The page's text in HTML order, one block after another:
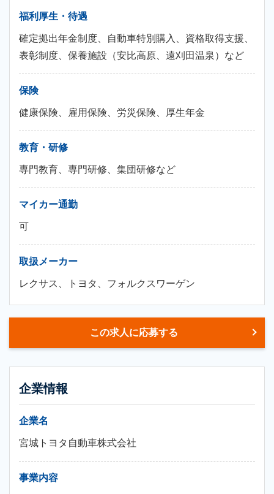
福利厚生・待遇
確定拠出年金制度、自動車特別購入、資格取得支援、
表彰制度、保養施設（安比高原、遠刈田温泉）など
保険
健康保険、雇用保険、労災保険、厚生年金
教育・研修
専門教育、専門研修、集団研修など
マイカー通勤
可
取扱メーカー
レクサス、トヨタ、フォルクスワーゲン
この求人に応募する
企業情報
企業名
宮城トヨタ自動車株式会社
事業内容